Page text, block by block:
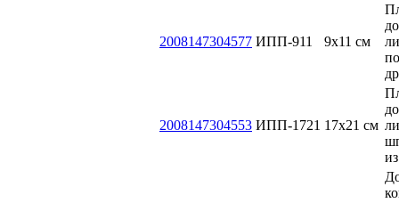
2008147304577 ИПП-911 9х11 см
2008147304553 ИПП-1721 17х21 см